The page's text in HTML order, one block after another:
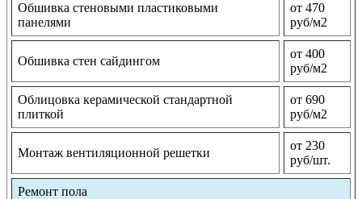
Обшивка стеновыми пластиковыми
панелями
от 470
руб/м2
Обшивка стен сайдингом
от 400
руб/м2
Облицовка керамической стандартной
плиткой
от 690
руб/м2
Монтаж вентиляционной решетки
от 230
руб/шт.
Ремонт пола